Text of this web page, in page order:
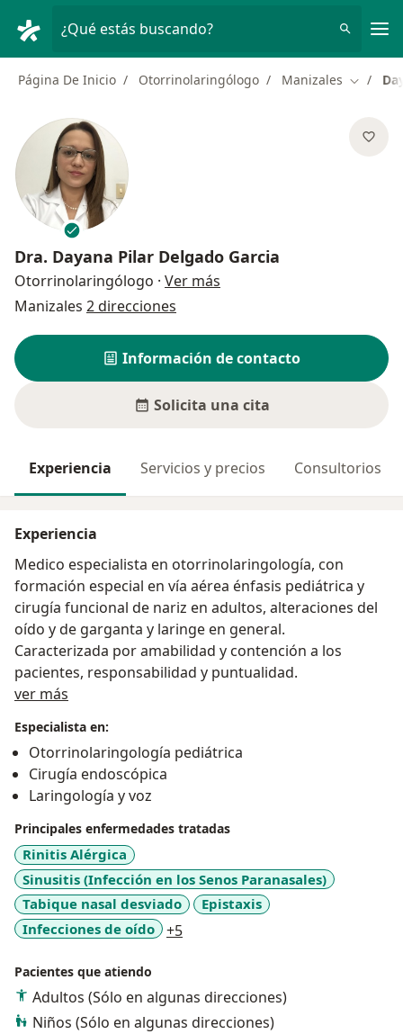
¿Qué estás buscando?
Página De Inicio Otorrinolaringólogo Manizales
Dra. Dayana Pilar Delgado Garcia
Otorrinolaringólogo · Ver más
Manizales 2 direcciones
Información de contacto
Solicita una cita
Experiencia Servicios y precios Consultorios
Experiencia
Medico especialista en otorrinolaringología, con
formación especial en vía aérea énfasis pediátrica y
cirugía funcional de nariz en adultos, alteraciones del
oído y de garganta y laringe en general.
Caracterizada por amabilidad y contención a los
pacientes, responsabilidad y puntualidad.
ver más
Especialista en:
Otorrinolaringología pediátrica
Cirugía endoscópica
Laringología y voz
Principales enfermedades tratadas
Rinitis Alérgica
Sinusitis (Infección en los Senos Paranasales)
Tabique nasal desviado
Epistaxis
Infecciones de oído
+5a11y_sr_more_diseases
Pacientes que atiendo
Adultos (Sólo en algunas direcciones)
Niños (Sólo en algunas direcciones)